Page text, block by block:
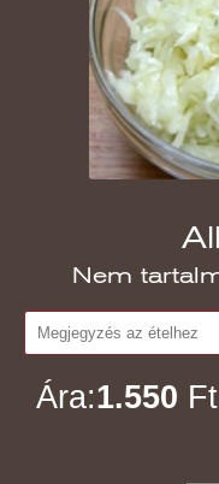
Nem
Ára:1.550 Ft